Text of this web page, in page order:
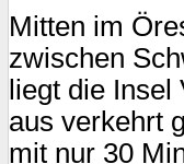
Mitten im
zwischen
liegt die Insel
aus verkehrt
mit nur 30